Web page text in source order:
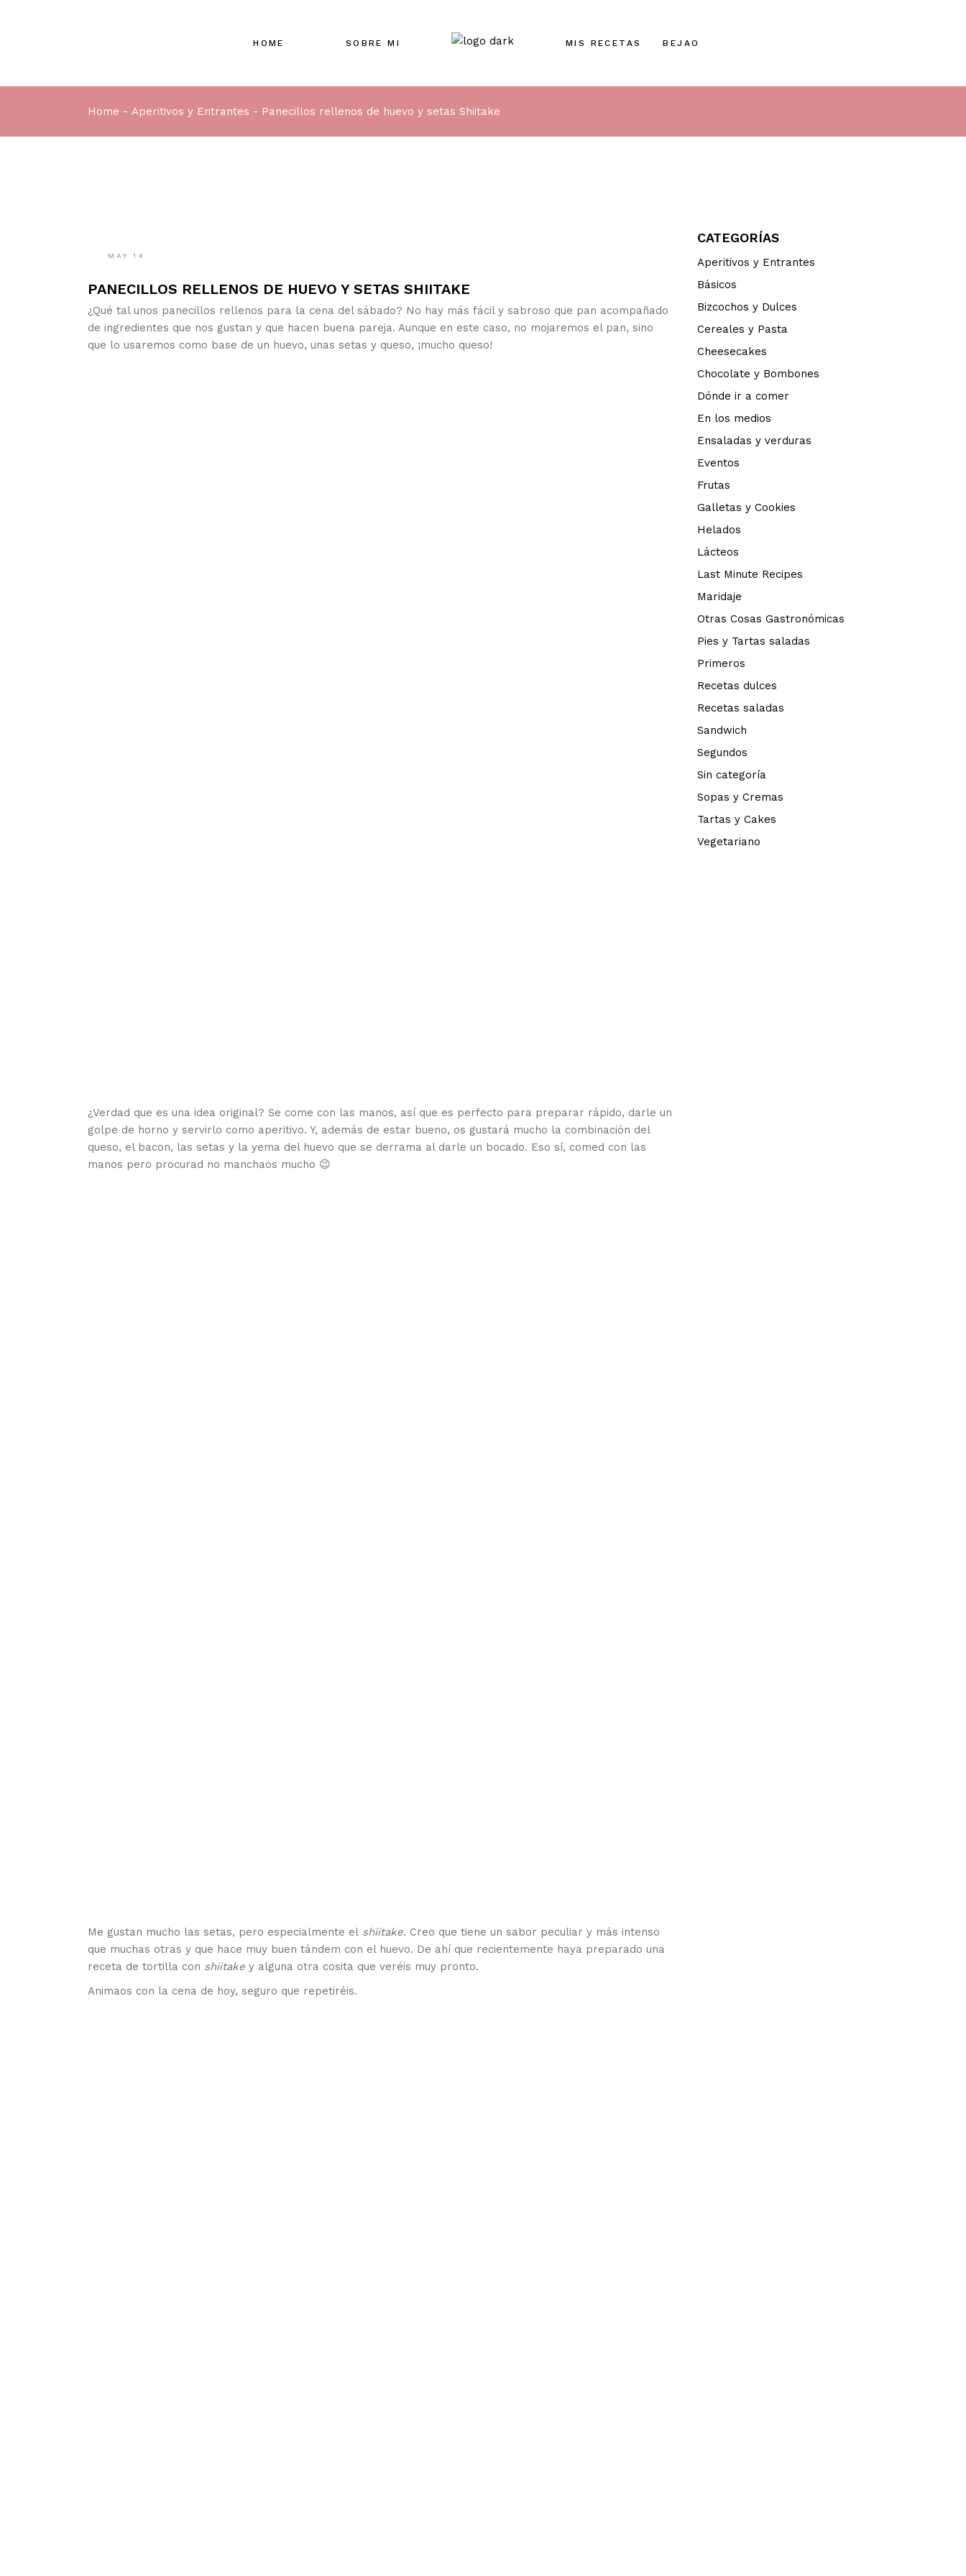
HOME SOBRE MI MIS RECETAS BEJAO
Home Aperitivos y Entrantes Panecillos rellenos de huevo y setas Shiitake
MAY 14
PANECILLOS RELLENOS DE HUEVO Y SETAS SHIITAKE
¿Qué tal unos panecillos rellenos para la cena del sábado? No hay más fácil y sabroso que pan acompañado
de ingredientes que nos gustan y que hacen buena pareja. Aunque en este caso, no mojaremos el pan, sino
que lo usaremos como base de un huevo, unas setas y queso, ¡mucho queso!
¿Verdad que es una idea original? Se come con las manos, así que es perfecto para preparar rápido, darle un
golpe de horno y servirlo como aperitivo. Y, además de estar bueno, os gustará mucho la combinación del
queso, el bacon, las setas y la yema del huevo que se derrama al darle un bocado. Eso sí, comed con las
manos pero procurad no manchaos mucho 😉
Me gustan mucho las setas, pero especialmente el shiitake. Creo que tiene un sabor peculiar y más intenso
que muchas otras y que hace muy buen tándem con el huevo. De ahí que recientemente haya preparado una
receta de tortilla con shiitake y alguna otra cosita que veréis muy pronto.
Animaos con la cena de hoy, seguro que repetiréis.
CATEGORÍAS
Aperitivos y Entrantes
Básicos
Bizcochos y Dulces
Cereales y Pasta
Cheesecakes
Chocolate y Bombones
Dónde ir a comer
En los medios
Ensaladas y verduras
Eventos
Frutas
Galletas y Cookies
Helados
Lácteos
Last Minute Recipes
Maridaje
Otras Cosas Gastronómicas
Pies y Tartas saladas
Primeros
Recetas dulces
Recetas saladas
Sandwich
Segundos
Sin categoría
Sopas y Cremas
Tartas y Cakes
Vegetariano